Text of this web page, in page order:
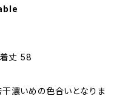
丈 58
濃いめの色合いとなりま